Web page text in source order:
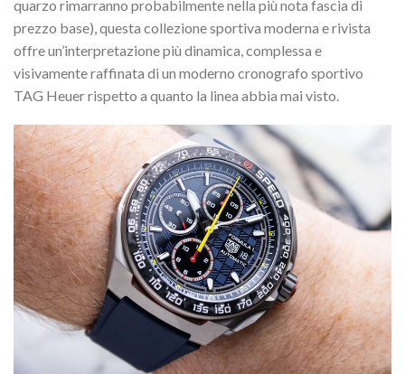
quarzo rimarranno probabilmente nella più nota fascia di
prezzo base), questa collezione sportiva moderna e rivista
offre un’interpretazione più dinamica, complessa e
visivamente raffinata di un moderno cronografo sportivo
TAG Heuer rispetto a quanto la linea abbia mai visto.